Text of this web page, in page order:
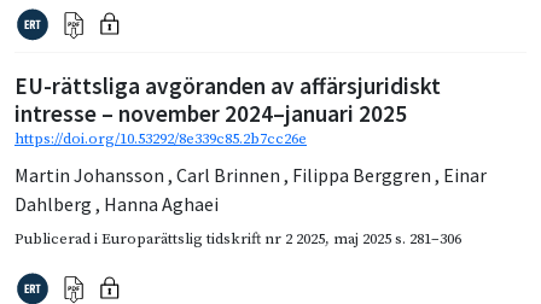
EU-rättsliga avgöranden av affärsjuridiskt
intresse – november 2024–januari 2025
https://doi.org/10.53292/8e339c85.2b7cc26e
Martin Johansson , Carl Brinnen , Filippa Berggren , Einar
Dahlberg , Hanna Aghaei
Publicerad iEuroparättslig tidskrift nr 2 2025, maj 2025s. 281–306